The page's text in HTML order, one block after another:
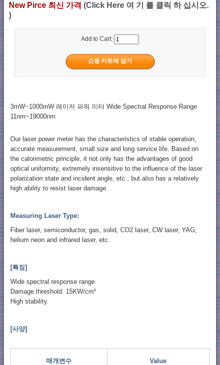
New Pirce 최신 가격 (Click Here 여 기 를 클릭 하 십시오.
)
Add to Cart:
3mW~1000mW 레이저 파워 미터 Wide Spectral Response Range
11nm~19000nm
Our laser power meter has the characteristics of stable operation,
accurate measurement, small size and long service life. Based on
the calorimetric principle, it not only has the advantages of good
optical uniformity, extremely insensitive to the influence of the laser
polarization state and incident angle, etc., but also has a relatively
high ability to resist laser damage.
Measuring Laser Type:
Fiber laser, semiconductor, gas, solid, CO2 laser, CW laser, YAG,
helium neon and infrared laser, etc.
[특징]
Wide spectral response range.
Damage threshold: 15KW/cm²
High stability.
[사양]
매개변수 Value